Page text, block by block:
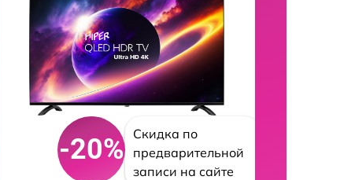
-20%
Скидка по
предварительной
записи на сайте